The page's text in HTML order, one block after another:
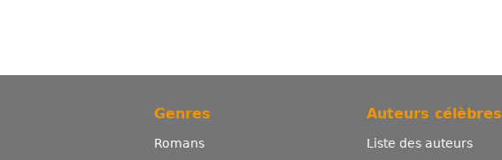
Genres
Romans
Auteurs célèbres
Liste des auteurs